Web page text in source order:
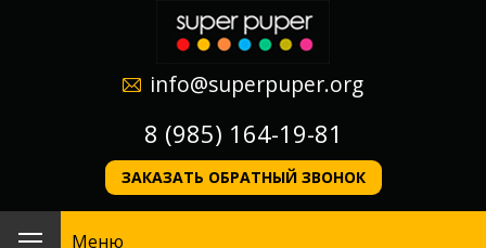
info@superpuper.org
8 (985) 164-19-81
ЗАКАЗАТЬ ОБРАТНЫЙ ЗВОНОК
Меню